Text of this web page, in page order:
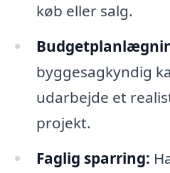
køb eller salg.
byggesagkyndig
udarbejde et
projekt.
Faglig sparring: